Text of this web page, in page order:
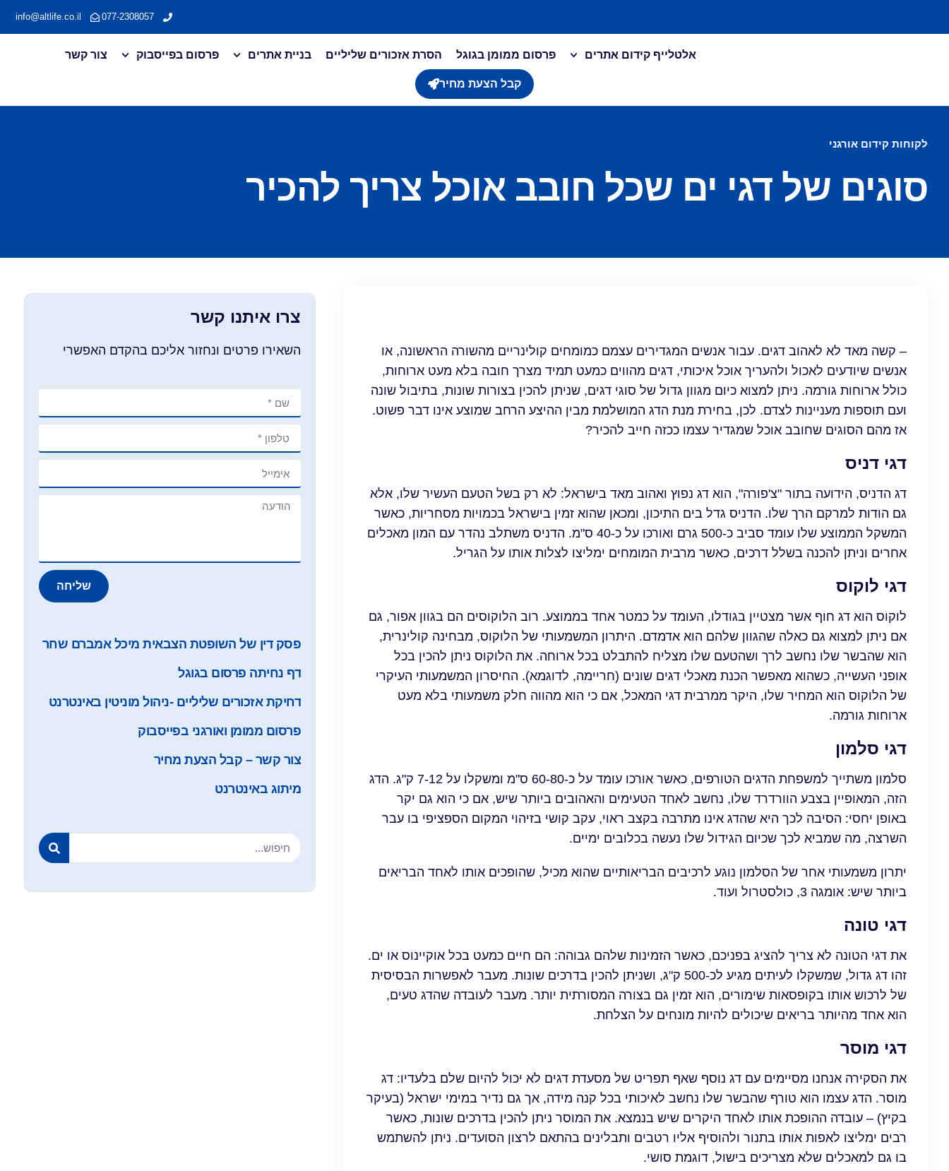
077-2308057
info@altlife.co.il
אלטלייף קידום אתרים פרסום ממומן בגוגל הסרת אזכורים שליליים בניית אתרים פרסום בפייסבוק צור קשר
קבל הצעת מחיר
לקוחות קידום אורגני
סוגים של דגי ים שכל חובב אוכל צריך להכיר
– קשה מאד לא לאהוב דגים. עבור אנשים המגדירים עצמם כמומחים קולינריים מהשורה הראשונה, או
אנשים שיודעים לאכול ולהעריך אוכל איכותי, דגים מהווים כמעט תמיד מצרך חובה בלא מעט ארוחות,
כולל ארוחות גורמה. ניתן למצוא כיום מגוון גדול של סוגי דגים, שניתן להכין בצורות שונות, בתיבול שונה
ועם תוספות מעניינות לצדם. לכן, בחירת מנת הדג המושלמת מבין ההיצע הרחב שמוצע אינו דבר פשוט.
אז מהם הסוגים שחובב אוכל שמגדיר עצמו ככזה חייב להכיר?
דגי דניס
דג הדניס, הידועה בתור "צ'פורה", הוא דג נפוץ ואהוב מאד בישראל: לא רק בשל הטעם העשיר שלו, אלא
גם הודות למרקם הרך שלו. הדניס גדל בים התיכון, ומכאן שהוא זמין בישראל בכמויות מסחריות, כאשר
המשקל הממוצע שלו עומד סביב כ-500 גרם ואורכו על כ-40 ס"מ. הדניס משתלב נהדר עם המון מאכלים
אחרים וניתן להכנה בשלל דרכים, כאשר מרבית המומחים ימליצו לצלות אותו על הגריל.
דגי לוקוס
לוקוס הוא דג חוף אשר מצטיין בגודלו, העומד על כמטר אחד בממוצע. רוב הלוקוסים הם בגוון אפור, גם
אם ניתן למצוא גם כאלה שהגוון שלהם הוא אדמדם. היתרון המשמעותי של הלוקוס, מבחינה קולינרית,
הוא שהבשר שלו נחשב לרך ושהטעם שלו מצליח להתבלט בכל ארוחה. את הלוקוס ניתן להכין בכל
אופני העשייה, כשהוא מאפשר הכנת מאכלי דגים שונים (חריימה, לדוגמא). החיסרון המשמעותי העיקרי
של הלוקוס הוא המחיר שלו, היקר ממרבית דגי המאכל, אם כי הוא מהווה חלק משמעותי בלא מעט
ארוחות גורמה.
דגי סלמון
סלמון משתייך למשפחת הדגים הטורפים, כאשר אורכו עומד על כ-60-80 ס"מ ומשקלו על 7-12 ק"ג. הדג
הזה, המאופיין בצבע הוורדרד שלו, נחשב לאחד הטעימים והאהובים ביותר שיש, אם כי הוא גם יקר
באופן יחסי: הסיבה לכך היא שהדג אינו מתרבה בקצב ראוי, עקב קושי בזיהוי המקום הספציפי בו עבר
השרצה, מה שמביא לכך שכיום הגידול שלו נעשה בכלובים ימיים.
יתרון משמעותי אחר של הסלמון נוגע לרכיבים הבריאותיים שהוא מכיל, שהופכים אותו לאחד הבריאים
ביותר שיש: אומגה 3, כולסטרול ועוד.
דגי טונה
את דגי הטונה לא צריך להציג בפניכם, כאשר הזמינות שלהם גבוהה: הם חיים כמעט בכל אוקיינוס או ים.
זהו דג גדול, שמשקלו לעיתים מגיע לכ-500 ק"ג, ושניתן להכין בדרכים שונות. מעבר לאפשרות הבסיסית
של לרכוש אותו בקופסאות שימורים, הוא זמין גם בצורה המסורתית יותר. מעבר לעובדה שהדג טעים,
הוא אחד מהיותר בריאים שיכולים להיות מונחים על הצלחת.
דגי מוסר
את הסקירה אנחנו מסיימים עם דג נוסף שאף תפריט של מסעדת דגים לא יכול להיום שלם בלעדיו: דג
מוסר. הדג עצמו הוא טורף שהבשר שלו נחשב לאיכותי בכל קנה מידה, אך גם נדיר במימי ישראל (בעיקר
בקיץ) – עובדה ההופכת אותו לאחד היקרים שיש בנמצא. את המוסר ניתן להכין בדרכים שונות, כאשר
רבים ימליצו לאפות אותו בתנור ולהוסיף אליו רטבים ותבלינים בהתאם לרצון הסועדים. ניתן להשתמש
בו גם למאכלים שלא מצריכים בישול, דוגמת סושי.
צרו איתנו קשר
השאירו פרטים ונחזור אליכם בהקדם האפשרי
שליחה
פסק דין של השופטת הצבאית מיכל אמברם שחר
דף נחיתה פרסום בגוגל
דחיקת אזכורים שליליים -ניהול מוניטין באינטרנט
פרסום ממומן ואורגני בפייסבוק
צור קשר – קבל הצעת מחיר
מיתוג באינטרנט